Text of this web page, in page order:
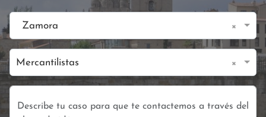
Zamora ×
Mercantilistas ×